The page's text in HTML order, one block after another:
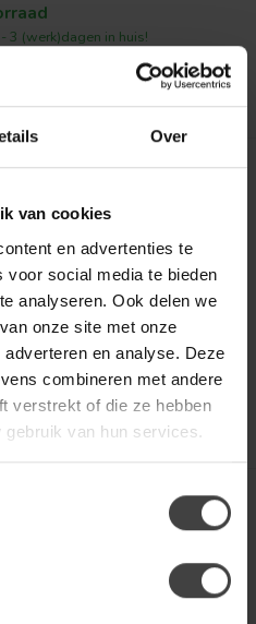
Over
van cookies
en advertenties te
voor social media te bieden
analyseren. Ook delen we
onze site met onze
en analyse. Deze
combineren met andere
verstrekt of die ze hebben
van hun services.
3 (werk)dagen in huis!
Eettafelstoel Magic: een
met heerlijk z...
3 (werk)dagen in huis!